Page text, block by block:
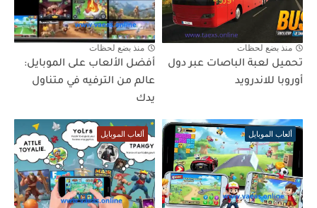
منذ بضع لحظات
تحميل لعبة الباصات عبر دول
أوروبا للاندرويد
منذ بضع لحظات
أفضل الألعاب على الموبايل:
عالم من الترفيه في متناول
يدك
ألعاب الموبايل ألعاب الموبايل